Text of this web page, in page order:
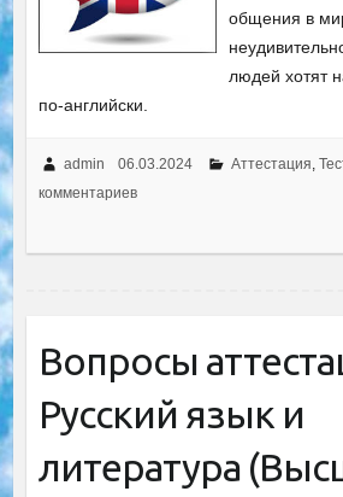
общения в
людей хотят
по-английски.
admin 06.03.2024 Аттестация,
комментариев
Вопросы
Русский язык и
литература